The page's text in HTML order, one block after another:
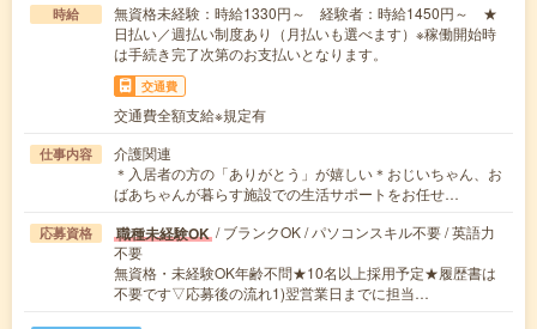
時給
無資格未経験：時給1330円～ 経験者：時給1450円～ ★
日払い／週払い制度あり（月払いも選べます）※稼働開始時
は手続き完了次第のお支払いとなります。
交通費
交通費全額支給※規定有
仕事内容
介護関連
＊入居者の方の「ありがとう」が嬉しい＊おじいちゃん、お
ばあちゃんが暮らす施設での生活サポートをお任せ…
応募資格 職種未経験OK / ブランクOK / パソコンスキル不要 / 英語力
不要
無資格・未経験OK年齢不問★10名以上採用予定★履歴書は
不要です▽応募後の流れ1)翌営業日までに担当…